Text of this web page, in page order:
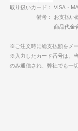
取り扱いカード： VISA・
備考： お支払い総額
商品代金合計（
※ご注文時に総支払額をメ
※入力したカード番号は、
のみ通信され、弊社でも一